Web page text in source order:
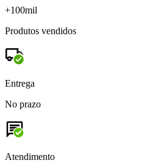
+100mil
Produtos vendidos
Entrega
No prazo
Atendimento